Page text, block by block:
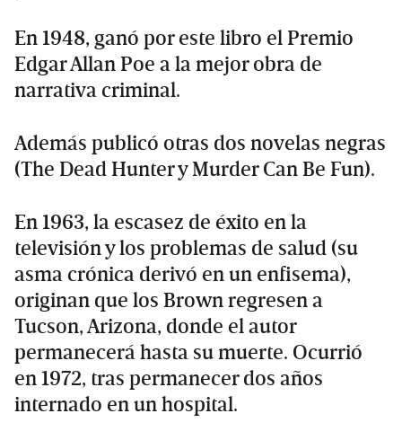
En 1948, ganó por este libro el Premio
Edgar Allan Poe a la mejor obra de
narrativa criminal.
Además publicó otras dos novelas negras
(The Dead Hunter y Murder Can Be Fun).
En 1963, la escasez de éxito en la
televisión y los problemas de salud (su
asma crónica derivó en un enfisema),
originan que los Brown regresen a
Tucson, Arizona, donde el autor
permanecerá hasta su muerte. Ocurrió
en 1972, tras permanecer dos años
internado en un hospital.